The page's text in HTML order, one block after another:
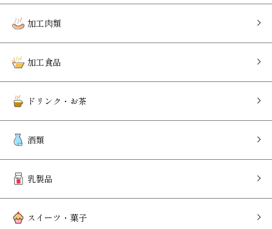
加工肉類
加工食品
ドリンク・お茶
酒類
乳製品
スイーツ・菓子